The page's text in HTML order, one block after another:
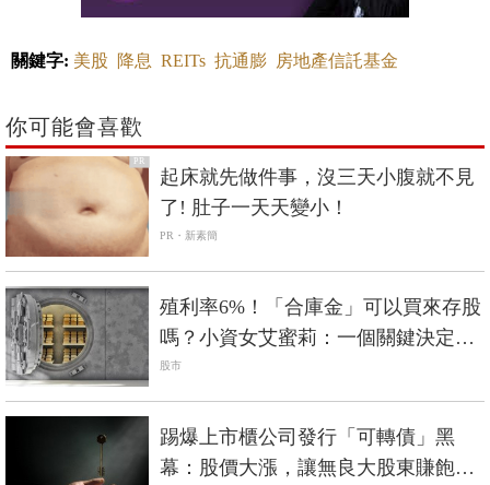
關鍵字: 美股 降息 REITs 抗通膨 房地產信託基金
你可能會喜歡
PR
起床就先做件事，沒三天小腹就不見
了! 肚子一天天變小！
PR・新素簡
殖利率6%！「合庫金」可以買來存股
嗎？小資女艾蜜莉：一個關鍵決定賺
或賠
股市
踢爆上市櫃公司發行「可轉債」黑
幕：股價大漲，讓無良大股東賺飽，